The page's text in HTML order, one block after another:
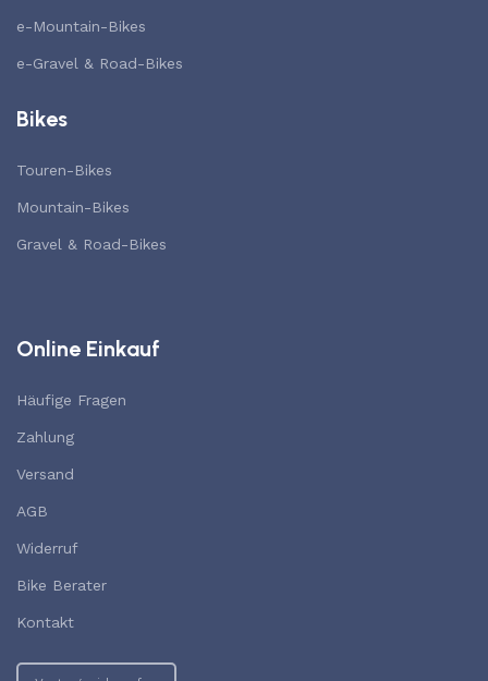
e-Mountain-Bikes
e-Gravel & Road-Bikes
Bikes
Touren-Bikes
Mountain-Bikes
Gravel & Road-Bikes
Online Einkauf
Häufige Fragen
Zahlung
Versand
AGB
Widerruf
Bike Berater
Kontakt